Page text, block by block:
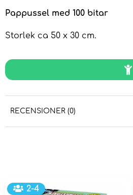
Pappussel med 100 bitar
Storlek ca 50 x 30 cm.
RECENSIONER (0)
2-4